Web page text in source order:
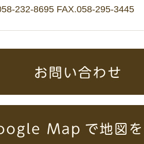
232-8695 FAX.058-295-3445